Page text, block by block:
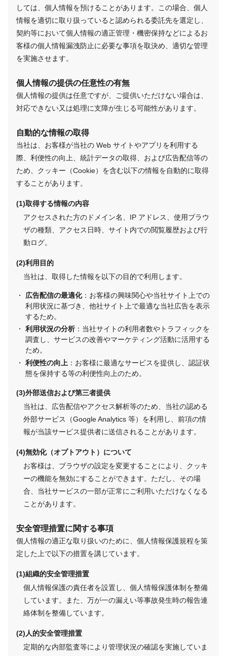
しては、個人情報を預けることがあります。この場合、個人
情報を適切に取り扱っていると認められる委託先を選定し、
契約等において個人情報の適正管理・機密保持などによるお
客様の個人情報漏洩防止に必要な事項を取決め、適切な管理
を実施させます。
個人情報の提供の任意性の有無
個人情報の提供は任意ですが、ご提供いただけない場合は、
対応できない又は処理に支障が生じる可能性があります。
自動的な情報の取得
当社は、お客様が当社の Web サイトやアプリを利用する
際、利便性の向上、統計データの取得、および広告配信等の
ため、クッキー（Cookie）を含む以下の情報を自動的に取得
することがあります。
取得する情報の内容
アクセスされた方のドメイン名、IP アドレス、使用ブラウ
ザの種類、アクセス日時、サイト内での閲覧履歴および行
動ログ。
利用目的
当社は、取得した情報を以下の目的で利用します。
広告配信の最適化：お客様の興味関心や当社サイト上での
利用状況に基づき、他社サイト上で最適な当社広告を表示
するため。
利用状況の分析：当社サイトの利用者数やトラフィックを
調査し、サービスの改善やマーケティング活動に活用する
ため。
利便性の向上 ：お客様に最適なサービスを提供し、認証状
態を保持する等の利便性向上のため。
外部送信および第三者提供
当社は、広告配信やアクセス解析等のため、当社の認める
外部サービス（Google Analytics 等）を利用し、前項の情
報が当該サービス提供者に送信されることがあります。
無効化（オプトアウト）について
お客様は、ブラウザの設定を変更することにより、クッキ
ーの機能を無効にすることができます。ただし、その場
合、当社サービスの一部が正常にご利用いただけなくなる
ことがあります。
安全管理措置に関する事項
個人情報の適正な取り扱いのために、個人情報保護規程を策
定した上で以下の措置を講じています。
組織的安全管理措置
個人情報保護の責任者を設置し、個人情報保護体制を整備
しています。また、万が一の漏えい等事故発生時の報告連
絡体制を整備しています。
人的安全管理措置
定期的な内部監査等により管理状況の確認を実施していま